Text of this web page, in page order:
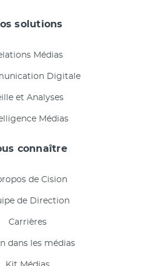
solutions
Médias
Digitale
et Analyses
Médias
connaître
de Cision
de Direction
Carrières
dans les médias